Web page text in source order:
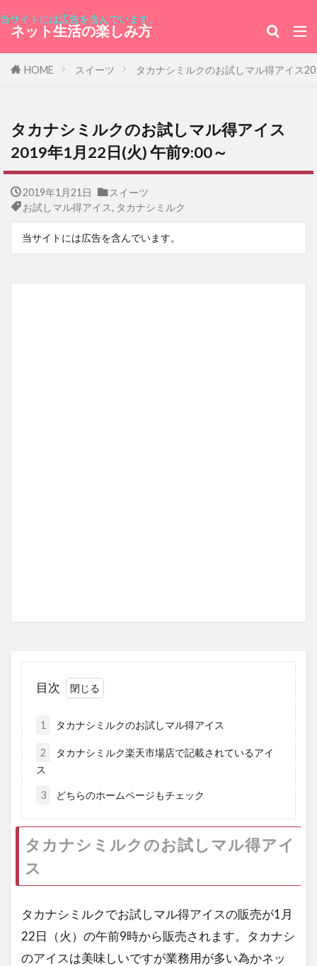
当サイトには広告を含んでいます。
ネット生活の楽しみ方
HOME スイーツ タカナシミルクのお試しマル得アイス
タカナシミルクのお試しマル得アイス
2019年1月22日(火) 午前9:00～
2019年1月21日
スイーツ
お試しマル得アイス, タカナシミルク
当サイトには広告を含んでいます。
目次
1 タカナシミルクのお試しマル得アイス
2
タカナシミルク楽天市場店で記載されているアイ
ス
3 どちらのホームページもチェック
タカナシミルクのお試しマル得アイ
ス
タカナシミルクでお試しマル得アイスの販売が1月
22日（火）の午前9時から販売されます。タカナシ
のアイスは美味しいですが業務用が多い為かネッ